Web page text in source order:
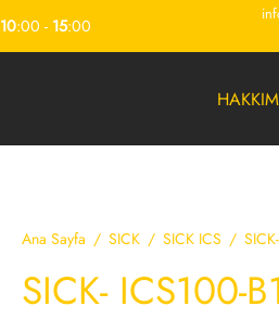
10:00 - 15:00
Ana Sayfa / SICK / SICK ICS /
SICK- ICS100-